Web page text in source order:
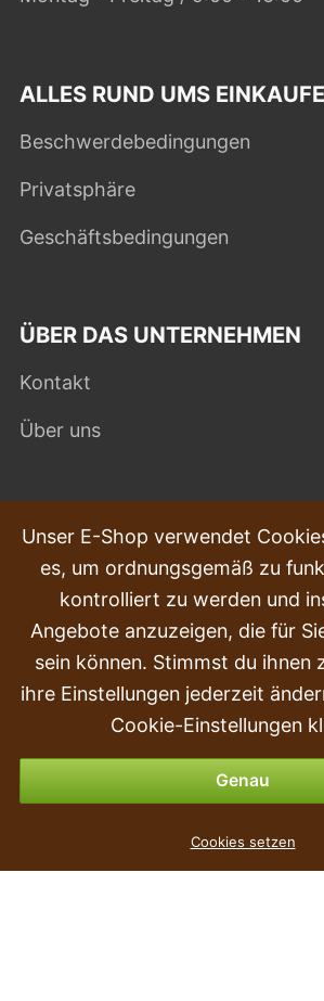
ALLES RUND UMS
Beschwerdebedingungen
Privatsphäre
Geschäftsbedingungen
ÜBER DAS UNTERNEHMEN
Kontakt
Über uns
HÄUFIG GESTELLTE FRAGEN
Beschwerden
Transport und Lieferung
Kauf
Rückgabe & Erstattung
Zahlungsmöglichkeiten
Unser E-Shop verwendet
es, um ordnungsgemäß zu
kontrolliert zu werden und
Angebote anzuzeigen, die für
sein können. Stimmst du ihnen
ihre Einstellungen jederzeit
Cookie-Einstellungen
Genau
Cookies setzen